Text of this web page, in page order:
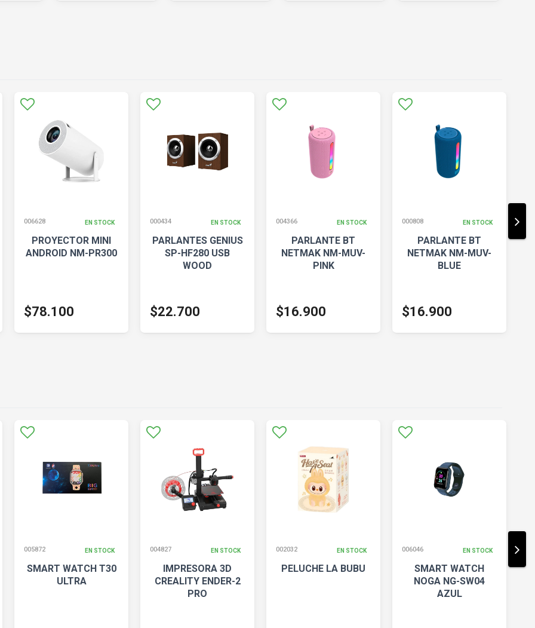
006628 EN STOCK
PROYECTOR MINI
ANDROID NM-PR300
$78.100
000434 EN STOCK
PARLANTES GENIUS
SP-HF280 USB
WOOD
$22.700
004366 EN STOCK
PARLANTE BT
NETMAK NM-MUV-
PINK
$16.900
000808 EN STOCK
PARLANTE BT
NETMAK NM-MUV-
BLUE
$16.900
005872 EN STOCK
SMART WATCH T30
ULTRA
004827 EN STOCK
IMPRESORA 3D
CREALITY ENDER-2
PRO
002032 EN STOCK
PELUCHE LA BUBU
006046 EN STOCK
SMART WATCH
NOGA NG-SW04
AZUL